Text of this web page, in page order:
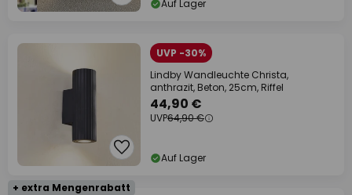
Auf Lager
UVP -30%
Lindby Wandleuchte Christa,
anthrazit, Beton, 25cm, Riffel
44,90 €
UVP64,90 €
Auf Lager
+ extra Mengenrabatt